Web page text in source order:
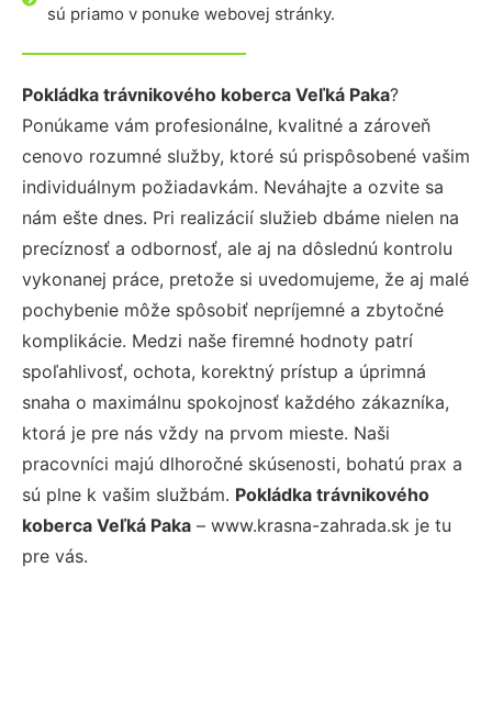
sú priamo v ponuke webovej stránky.
Pokládka trávnikového koberca Veľká Paka?
Ponúkame vám profesionálne, kvalitné a zároveň
cenovo rozumné služby, ktoré sú prispôsobené vašim
individuálnym požiadavkám. Neváhajte a ozvite sa
nám ešte dnes. Pri realizácií služieb dbáme nielen na
precíznosť a odbornosť, ale aj na dôslednú kontrolu
vykonanej práce, pretože si uvedomujeme, že aj malé
pochybenie môže spôsobiť nepríjemné a zbytočné
komplikácie. Medzi naše firemné hodnoty patrí
spoľahlivosť, ochota, korektný prístup a úprimná
snaha o maximálnu spokojnosť každého zákazníka,
ktorá je pre nás vždy na prvom mieste. Naši
pracovníci majú dlhoročné skúsenosti, bohatú prax a
sú plne k vašim službám. Pokládka trávnikového
koberca Veľká Paka – www.krasna-zahrada.sk je tu
pre vás.